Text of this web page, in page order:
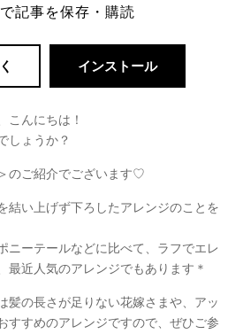
記事を保存・購読
インストール
こんにちは！
しょうか？
のご紹介でございます♡
結い上げず下ろしたアレンジのことを
ニーテールなどに比べて、ラフでエレ
最近人気のアレンジでもあります＊
髪の長さが足りない花嫁さまや、アッ
すすめのアレンジですので、ぜひご参